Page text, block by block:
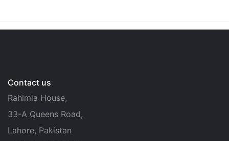
Contact us
Rahimia House,
33-A Queens Road,
Lahore, Pakistan